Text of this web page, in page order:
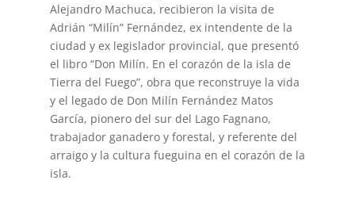
Alejandro Machuca, recibieron la visita de
Adrián “Milín” Fernández, ex intendente de la
ciudad y ex legislador provincial, que presentó
el libro “Don Milín. En el corazón de la isla de
Tierra del Fuego”, obra que reconstruye la vida
y el legado de Don Milín Fernández Matos
García, pionero del sur del Lago Fagnano,
trabajador ganadero y forestal, y referente del
arraigo y la cultura fueguina en el corazón de la
isla.